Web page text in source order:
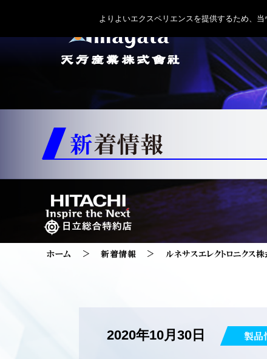
新着情報
ホーム 新着情報 ルネサスエレクトロニクス
2020年10月30日 製品
よりよいエクスペリエンスを提供するため、